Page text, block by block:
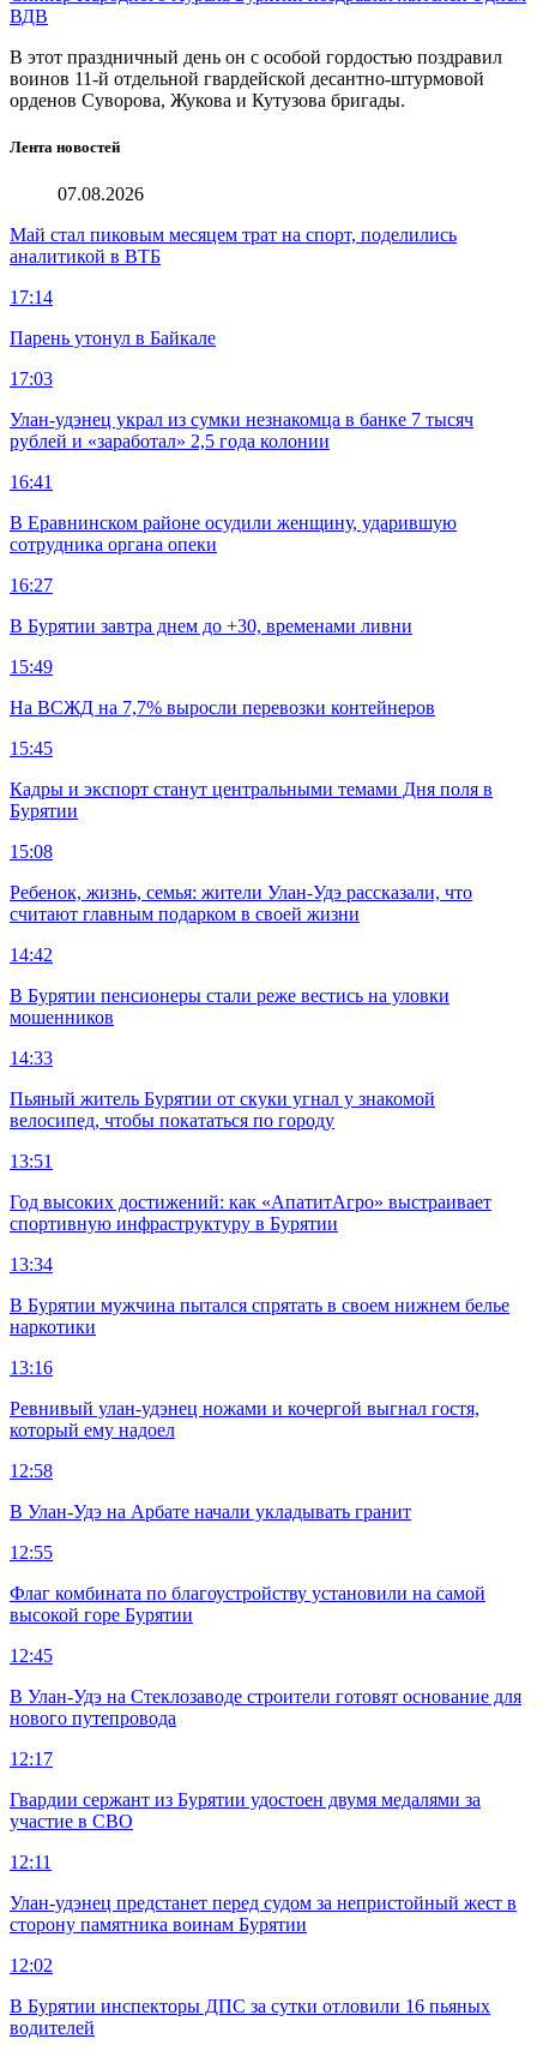
ВДВ
В этот праздничный день он с особой гордостью поздравил
воинов 11-й отдельной гвардейской десантно-штурмовой
орденов Суворова, Жукова и Кутузова бригады.
Лента новостей
07.08.2026
Май стал пиковым месяцем трат на спорт, поделились
аналитикой в ВТБ
17:14
Парень утонул в Байкале
17:03
Улан-удэнец украл из сумки незнакомца в банке 7 тысяч
рублей и «заработал» 2,5 года колонии
16:41
В Еравнинском районе осудили женщину, ударившую
сотрудника органа опеки
16:27
В Бурятии завтра днем до +30, временами ливни
15:49
На ВСЖД на 7,7% выросли перевозки контейнеров
15:45
Кадры и экспорт станут центральными темами Дня поля в
Бурятии
15:08
Ребенок, жизнь, семья: жители Улан-Удэ рассказали, что
считают главным подарком в своей жизни
14:42
В Бурятии пенсионеры стали реже вестись на уловки
мошенников
14:33
Пьяный житель Бурятии от скуки угнал у знакомой
велосипед, чтобы покататься по городу
13:51
Год высоких достижений: как «АпатитАгро» выстраивает
спортивную инфраструктуру в Бурятии
13:34
В Бурятии мужчина пытался спрятать в своем нижнем белье
наркотики
13:16
Ревнивый улан-удэнец ножами и кочергой выгнал гостя,
который ему надоел
12:58
В Улан-Удэ на Арбате начали укладывать гранит
12:55
Флаг комбината по благоустройству установили на самой
высокой горе Бурятии
12:45
В Улан-Удэ на Стеклозаводе строители готовят основание для
нового путепровода
12:17
Гвардии сержант из Бурятии удостоен двумя медалями за
участие в СВО
12:11
Улан-удэнец предстанет перед судом за непристойный жест в
сторону памятника воинам Бурятии
12:02
В Бурятии инспекторы ДПС за сутки отловили 16 пьяных
водителей